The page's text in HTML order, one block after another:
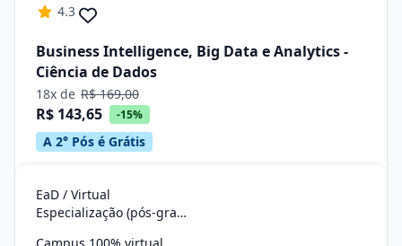
4.3
Business Intelligence, Big Data e Analytics -
Ciência de Dados
18x de R$ 169,00
R$ 143,65 -15%
A 2° Pós é Grátis
EaD / Virtual
Especialização (pós-graduação)